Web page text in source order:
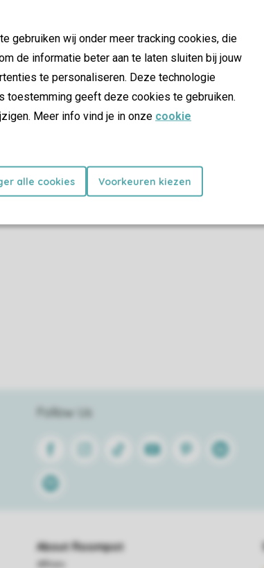
gebruiken wij onder meer tracking cookies, die
de informatie beter aan te laten sluiten bij jouw
te personaliseren. Deze technologie
toestemming geeft deze cookies te gebruiken.
Meer info vind je in onze cookie
alle cookies Voorkeuren kiezen
SSL certificate
Follow Us
FacebookInstagram
Tiktok Youtube PinterestLinkedin
Spotify
About Roompot